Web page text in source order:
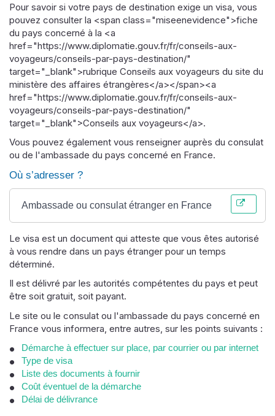
Pour savoir si votre pays de destination exige un visa, vous
pouvez consulter la <span class="miseenevidence">fiche
du pays concerné à la <a
href="https://www.diplomatie.gouv.fr/fr/conseils-aux-
voyageurs/conseils-par-pays-destination/"
target="_blank">rubrique Conseils aux voyageurs du site du
ministère des affaires étrangères</a></span><a
href="https://www.diplomatie.gouv.fr/fr/conseils-aux-
voyageurs/conseils-par-pays-destination/"
target="_blank">Conseils aux voyageurs</a>.
Vous pouvez également vous renseigner auprès du consulat
ou de l'ambassade du pays concerné en France.
Où s’adresser ?
Ambassade ou consulat étranger en France
Le visa est un document qui atteste que vous êtes autorisé
à vous rendre dans un pays étranger pour un temps
déterminé.
Il est délivré par les autorités compétentes du pays et peut
être soit gratuit, soit payant.
Le site ou le consulat ou l'ambassade du pays concerné en
France vous informera, entre autres, sur les points suivants :
Démarche à effectuer sur place, par courrier ou par internet
Type de visa
Liste des documents à fournir
Coût éventuel de la démarche
Délai de délivrance